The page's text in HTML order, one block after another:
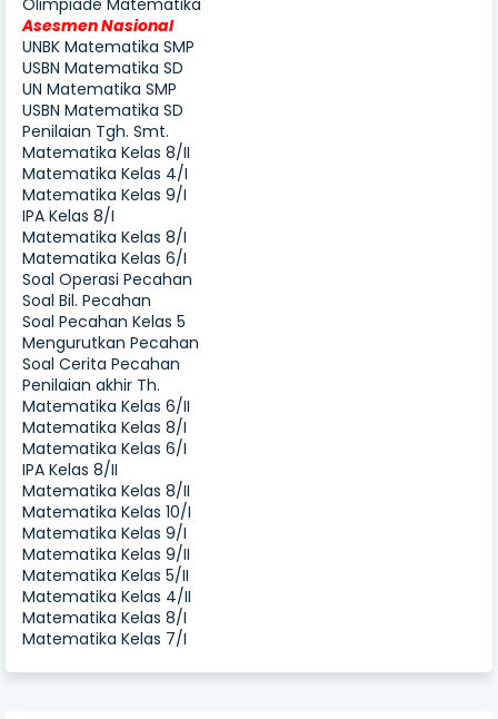
Olimpiade Matematika
Asesmen Nasional
UNBK Matematika SMP
USBN Matematika SD
UN Matematika SMP
USBN Matematika SD
Penilaian Tgh. Smt.
Matematika Kelas 8/II
Matematika Kelas 4/I
Matematika Kelas 9/I
IPA Kelas 8/I
Matematika Kelas 8/I
Matematika Kelas 6/I
Soal Operasi Pecahan
Soal Bil. Pecahan
Soal Pecahan Kelas 5
Mengurutkan Pecahan
Soal Cerita Pecahan
Penilaian akhir Th.
Matematika Kelas 6/II
Matematika Kelas 8/I
Matematika Kelas 6/I
IPA Kelas 8/II
Matematika Kelas 8/II
Matematika Kelas 10/I
Matematika Kelas 9/I
Matematika Kelas 9/II
Matematika Kelas 5/II
Matematika Kelas 4/II
Matematika Kelas 8/I
Matematika Kelas 7/I